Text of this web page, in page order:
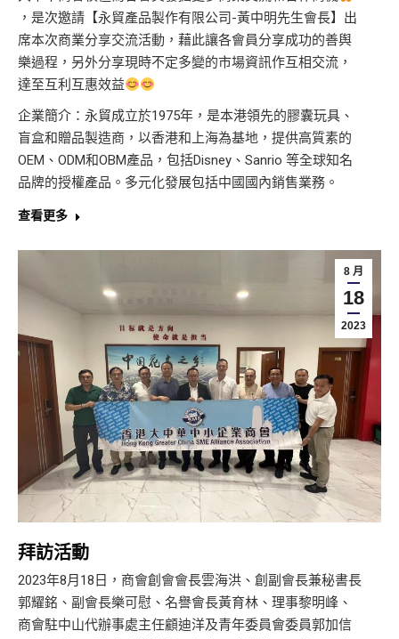
，是次邀請【永貿產品製作有限公司-黃中明先生會長】出
席本次商業分享交流活動，藉此讓各會員分享成功的善舆
樂過程，另外分享現時不定多變的市場資訊作互相交流，
達至互利互惠效益
企業簡介：永貿成立於1975年，是本港領先的膠囊玩具、
盲盒和贈品製造商，以香港和上海為基地，提供高質素的
OEM、ODM和OBM產品，包括Disney、Sanrio 等全球知名
品牌的授權產品。多元化發展包括中國國內銷售業務。
查看更多
8 月
18
2023
拜訪活動
2023年8月18日，商會創會會長雲海洪、創副會長兼秘書長
郭耀銘、副會長樂可慰、名譽會長黃育林、理事黎明峰、
商會駐中山代辦事處主任顧迪洋及青年委員會委員郭加信